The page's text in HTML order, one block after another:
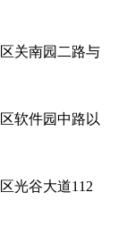
关南园二路与
软件园中路以
光谷大道112